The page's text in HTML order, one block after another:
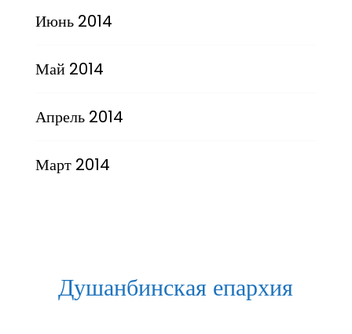
Июнь 2014
Май 2014
Апрель 2014
Март 2014
Душанбинская епархия